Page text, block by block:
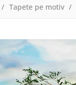
Tapete pe motiv